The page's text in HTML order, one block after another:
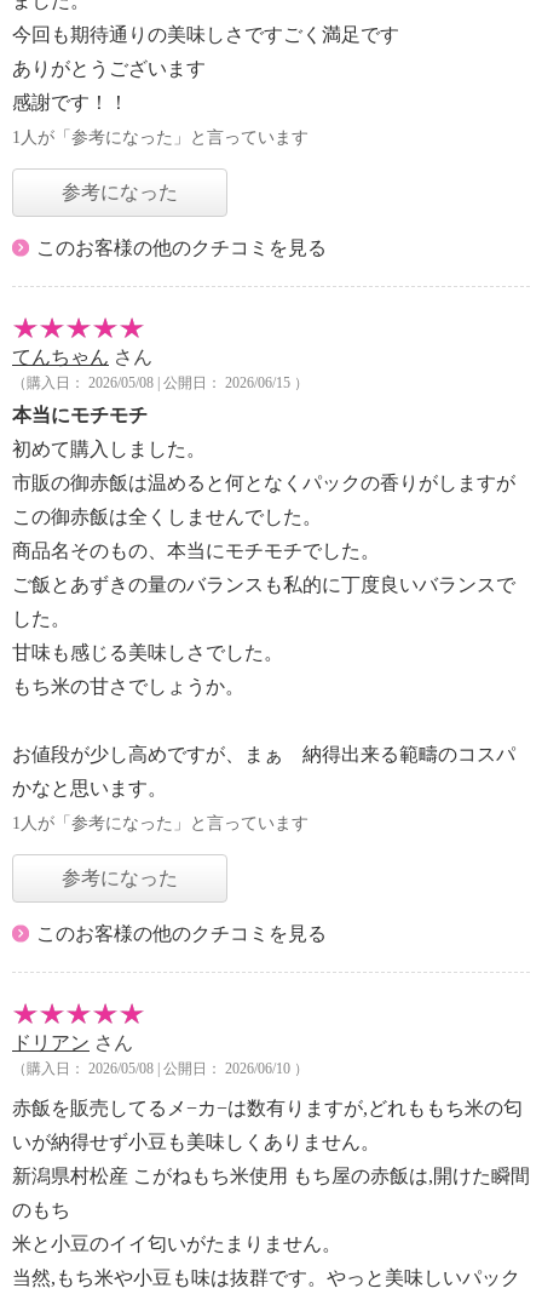
今回も期待通りの美味しさですごく満足です
ありがとうございます
感謝です！！
1人が「参考になった」と言っています
参考になった
このお客様の他のクチコミを見る
てんちゃん さん
（購入日： 2026/05/08 | 公開日： 2026/06/15 ）
本当にモチモチ
初めて購入しました。
市販の御赤飯は温めると何となくパックの香りがしますが
この御赤飯は全くしませんでした。
商品名そのもの、本当にモチモチでした。
ご飯とあずきの量のバランスも私的に丁度良いバランスで
した。
甘味も感じる美味しさでした。
もち米の甘さでしょうか。
お値段が少し高めですが、まぁ 納得出来る範疇のコスパ
かなと思います。
1人が「参考になった」と言っています
参考になった
このお客様の他のクチコミを見る
ドリアン さん
（購入日： 2026/05/08 | 公開日： 2026/06/10 ）
赤飯を販売してるメ−カ−は数有りますが,どれももち米の匂
いが納得せず小豆も美味しくありません。
新潟県村松産 こがねもち米使用 もち屋の赤飯は,開けた瞬間
のもち
米と小豆のイイ匂いがたまりません。
当然,もち米や小豆も味は抜群です。やっと美味しいパック